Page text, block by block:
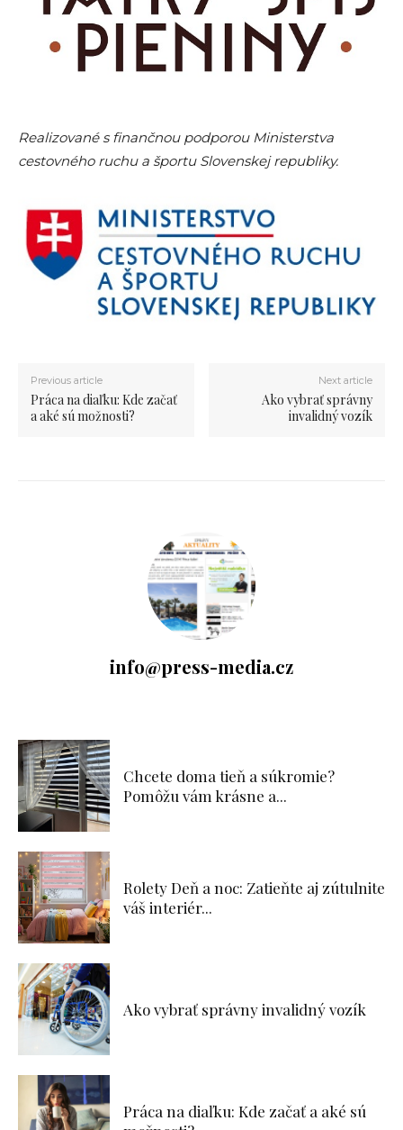
Realizované s finančnou podporou Ministerstva
cestovného ruchu a športu Slovenskej republiky.
Previous article
Práca na diaľku: Kde začať
a aké sú možnosti?
Next article
Ako vybrať správny
invalidný vozík
info@press-media.cz
Chcete doma tieň a súkromie?
Pomôžu vám krásne a...
Rolety Deň a noc: Zatieňte aj zútulnite
váš interiér...
Ako vybrať správny invalidný vozík
Práca na diaľku: Kde začať a aké sú